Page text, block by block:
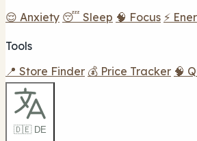
😌 Anxiety 😴 Sleep 🧠 Focus ⚡
Tools
📍 Store Finder 💰 Price Tracker 🧠
🇩🇪 DE